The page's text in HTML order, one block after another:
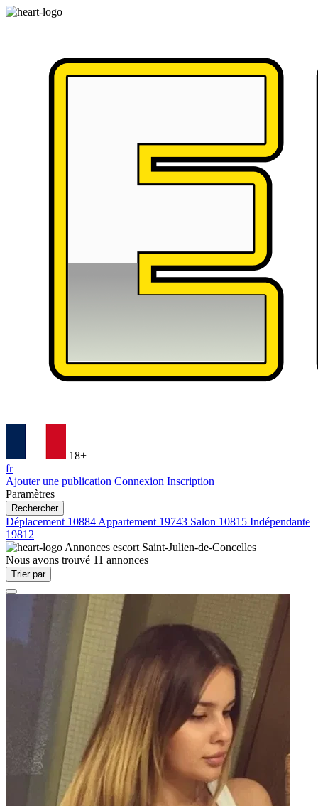
18+
fr
Ajouter une publication Connexion Inscription
Paramètres
Rechercher
Déplacement 10884 Appartement 19743 Salon 10815 Indépendante
19812
Annonces escort Saint-Julien-de-Concelles
Nous avons trouvé 11 annonces
Trier par